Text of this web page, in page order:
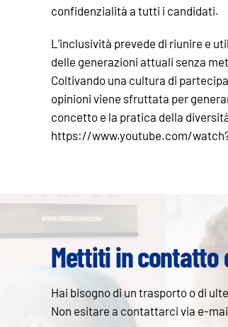
confidenzialità a tutti i candidati.
L’inclusività prevede di riunire e
delle generazioni attuali senza
Coltivando una cultura di
opinioni viene sfruttata per
concetto e la pratica della
https://www.youtube.com/
Mettiti in contatto
Hai bisogno di un trasporto o di
Non esitare a contattarci via e-